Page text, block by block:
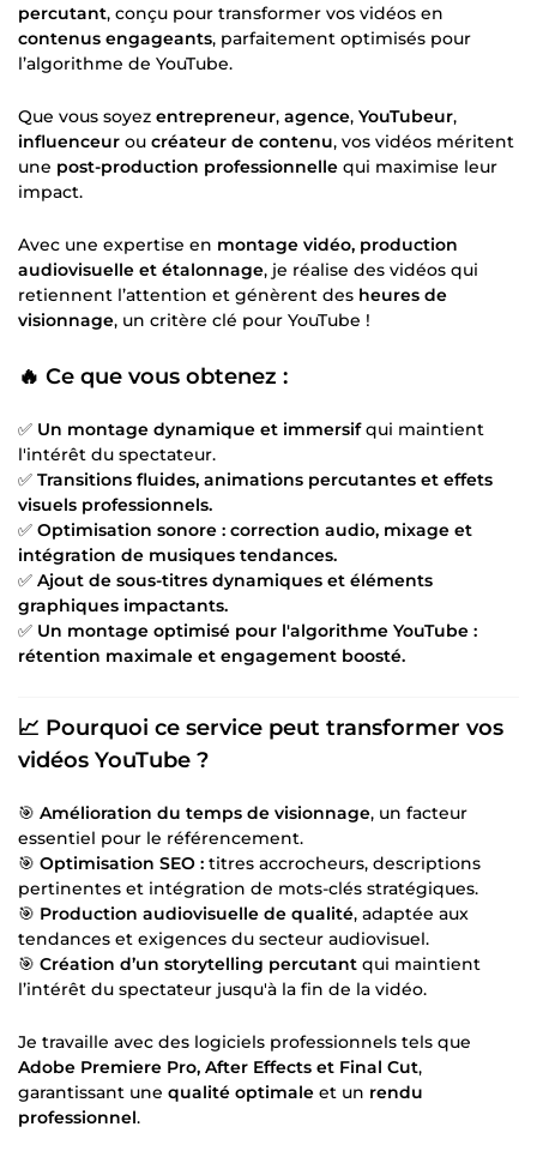
percutant, conçu pour transformer vos vidéos en
contenus engageants, parfaitement optimisés pour
l’algorithme de YouTube.
Que vous soyez entrepreneur, agence, YouTubeur,
influenceur ou créateur de contenu, vos vidéos méritent
une post-production professionnelle qui maximise leur
impact.
Avec une expertise en montage vidéo, production
audiovisuelle et étalonnage, je réalise des vidéos qui
retiennent l’attention et génèrent des heures de
visionnage, un critère clé pour YouTube !
🔥 Ce que vous obtenez :
✅ Un montage dynamique et immersifqui maintient
l'intérêt du spectateur.
✅ Transitions fluides, animations percutantes et effets
visuels professionnels.
✅ Optimisation sonore : correction audio, mixage et
intégration de musiques tendances.
✅ Ajout de sous-titres dynamiques et éléments
graphiques impactants.
✅ Un montage optimisé pour l'algorithme YouTube :
rétention maximale et engagement boosté.
📈 Pourquoi ce service peut transformer vos
vidéos YouTube ?
🎯 Amélioration du temps de visionnage, un facteur
essentiel pour le référencement.
🎯 Optimisation SEO : titres accrocheurs, descriptions
pertinentes et intégration de mots-clés stratégiques.
🎯 Production audiovisuelle de qualité, adaptée aux
tendances et exigences du secteur audiovisuel.
🎯 Création d’un storytelling percutant qui maintient
l’intérêt du spectateur jusqu'à la fin de la vidéo.
Je travaille avec des logiciels professionnels tels que
Adobe Premiere Pro, After Effects et Final Cut,
garantissant une qualité optimale et un rendu
professionnel.